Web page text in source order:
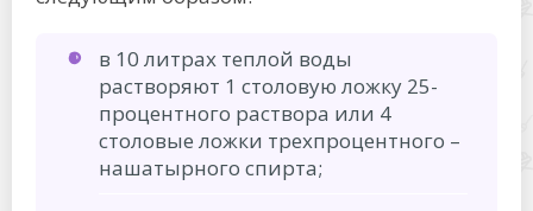
в 10 литрах теплой воды
растворяют 1 столовую ложку 25-
процентного раствора или 4
столовые ложки трехпроцентного –
нашатырного спирта;